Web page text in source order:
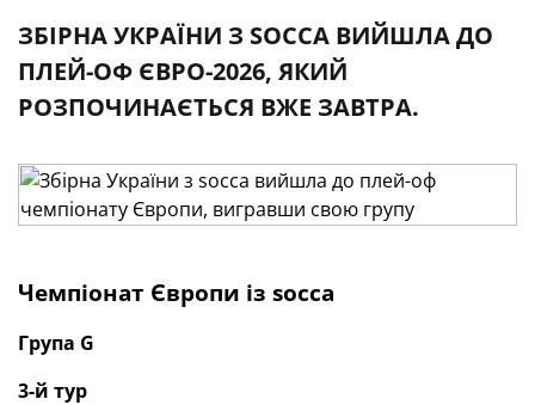
ЗБІРНА УКРАЇНИ З SOCCA ВИЙШЛА ДО
ПЛЕЙ-ОФ ЄВРО-2026, ЯКИЙ
РОЗПОЧИНАЄТЬСЯ ВЖЕ ЗАВТРА.
Чемпіонат Європи із socca
Група G
3-й тур